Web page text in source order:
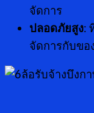
จัดการ
ปลอดภัยสูง:
จัดการกับขอ